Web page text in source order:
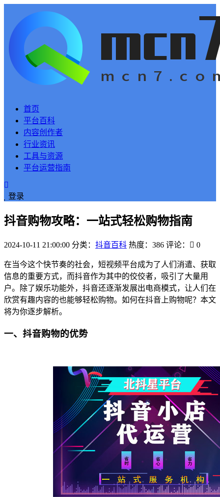
首页
平台百科
内容创作者
行业资讯
工具与资源
平台运营指南
登录
抖音购物攻略：一站式轻松购物指南
2024-10-11 21:00:00 分类： 抖音百科 热度：386 评论： 0
在当今这个快节奏的社会，短视频平台成为了人们消遣、获取
信息的重要方式，而抖音作为其中的佼佼者，吸引了大量用
户。除了娱乐功能外，抖音还逐渐发展出电商模式，让人们在
欣赏有趣内容的也能够轻松购物。如何在抖音上购物呢？本文
将为你逐步解析。
一、抖音购物的优势